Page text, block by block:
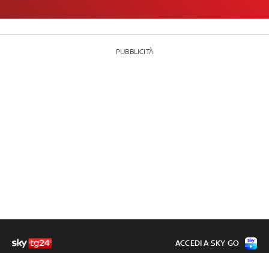
PUBBLICITÀ
ACCEDI A SKY GO